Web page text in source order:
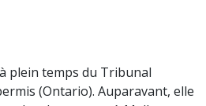
plein temps du Tribunal
(Ontario). Auparavant, elle